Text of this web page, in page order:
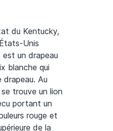
du Kentucky,
Unis
est un drapeau
blanche qui
Au
trouve un lion
portant un
rouge et
de la